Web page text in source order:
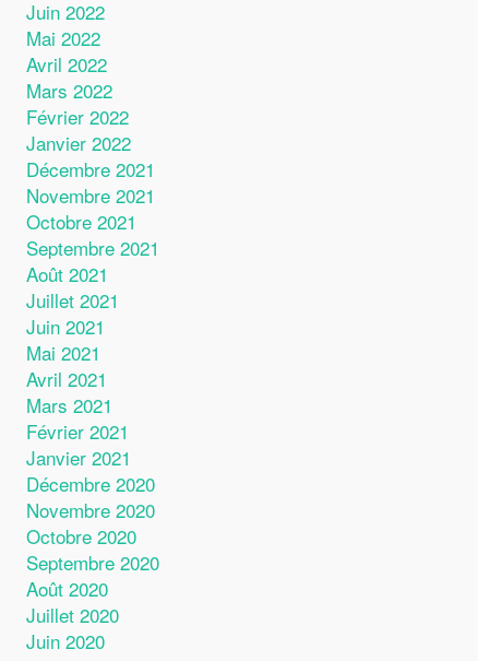
Juin 2022
Mai 2022
Avril 2022
Mars 2022
Février 2022
Janvier 2022
Décembre 2021
Novembre 2021
Octobre 2021
Septembre 2021
Août 2021
Juillet 2021
Juin 2021
Mai 2021
Avril 2021
Mars 2021
Février 2021
Janvier 2021
Décembre 2020
Novembre 2020
Octobre 2020
Septembre 2020
Août 2020
Juillet 2020
Juin 2020